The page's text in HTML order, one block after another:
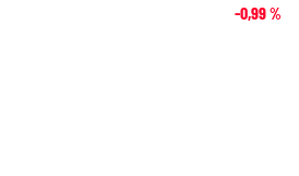
-0,99%